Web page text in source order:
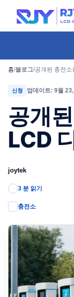
홈/블로그/공개된 충전소
신청 업데이트: 9월
공개
LCD
joytek
3 분 읽기
충전소